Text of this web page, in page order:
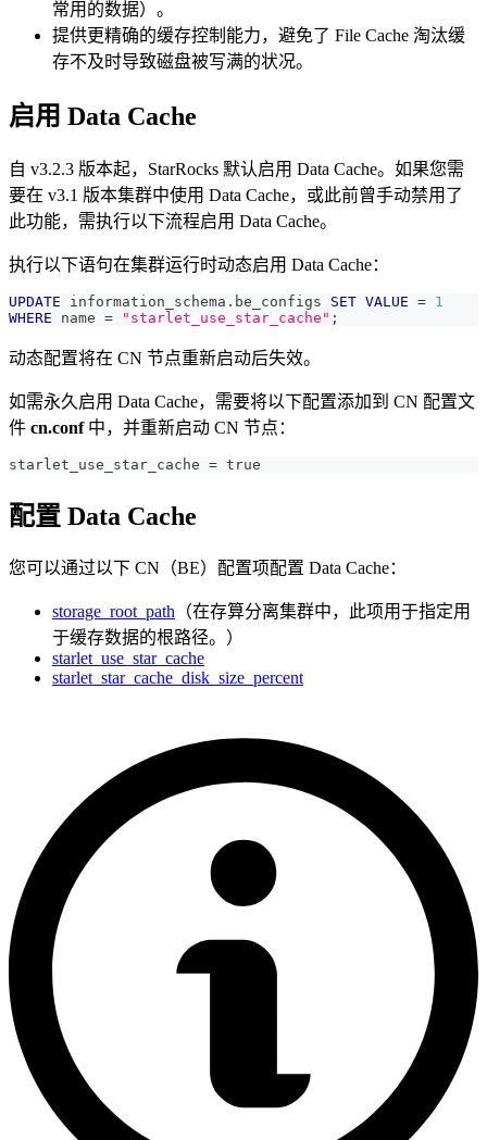
常用的数据）。
提供更精确的缓存控制能力，避免了 File Cache 淘汰缓
存不及时导致磁盘被写满的状况。
启用 Data Cache
自 v3.2.3 版本起，StarRocks 默认启用 Data Cache。如果您需
要在 v3.1 版本集群中使用 Data Cache，或此前曾手动禁用了
此功能，需执行以下流程启用 Data Cache。
执行以下语句在集群运行时动态启用 Data Cache：
UPDATE information_schema . be_configs SET VALUE = 1
WHERE name = "starlet_use_star_cache" ;
动态配置将在 CN 节点重新启动后失效。
如需永久启用 Data Cache，需要将以下配置添加到 CN 配置文
件 cn.conf中，并重新启动 CN 节点：
starlet_use_star_cache = true
配置 Data Cache
您可以通过以下 CN（BE）配置项配置 Data Cache：
storage_root_path （在存算分离集群中，此项用于指定用
于缓存数据的根路径。）
starlet_use_star_cache
starlet_star_cache_disk_size_percent